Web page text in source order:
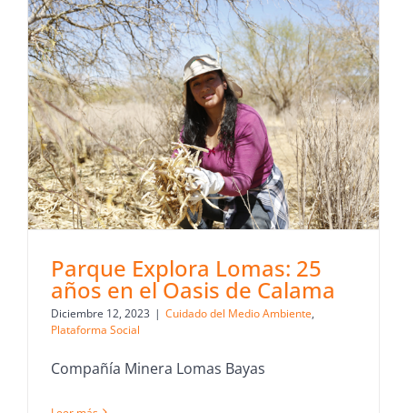
Parque Explora Lomas: 25
años en el Oasis de Calama
Diciembre 12, 2023 | Cuidado del Medio Ambiente,
Plataforma Social
Compañía Minera Lomas Bayas